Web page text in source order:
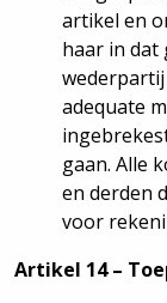
artikel en
haar in dat
adequate
gaan. Alle
en derden
voor
Artikel 14 –